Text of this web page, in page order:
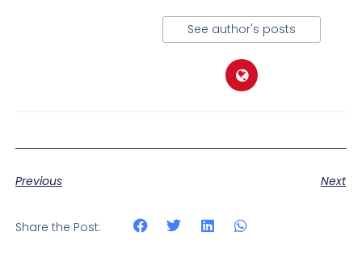
See author's posts
Previous Next
Share the Post: